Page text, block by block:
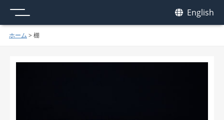
English
ホーム > 棚